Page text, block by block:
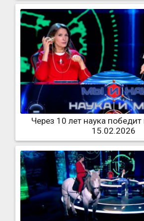
Через 10 лет наука
15.02.2026